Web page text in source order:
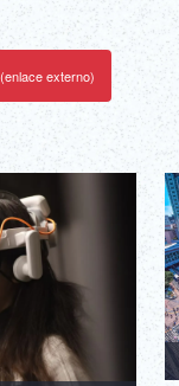
(enlace externo)